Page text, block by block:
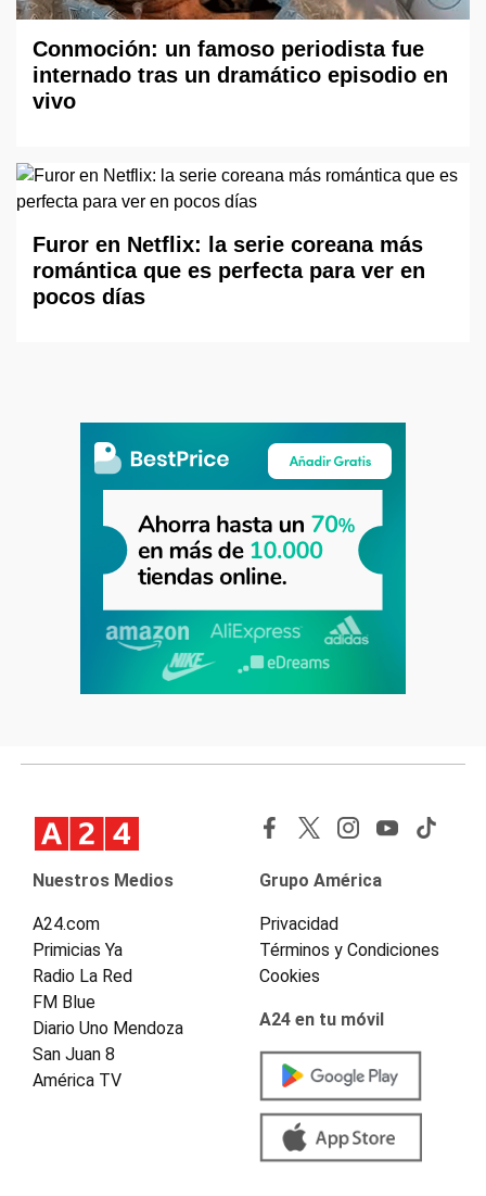
Conmoción: un famoso periodista fue
internado tras un dramático episodio en
vivo
Furor en Netflix: la serie coreana más
romántica que es perfecta para ver en
pocos días
Nuestros Medios
A24.com
Primicias Ya
Radio La Red
FM Blue
Diario Uno Mendoza
San Juan 8
América TV
Grupo América
Privacidad
Términos y Condiciones
Cookies
A24 en tu móvil